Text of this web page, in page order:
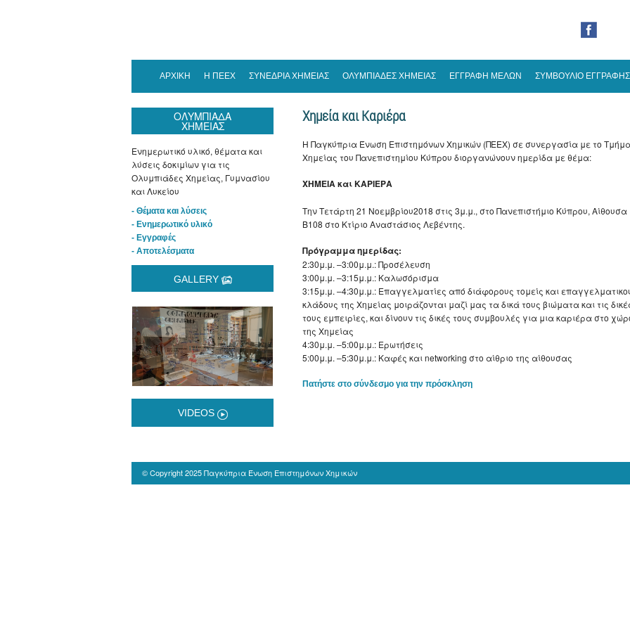
ΑΡΧΙΚΗ Η ΠΕΕΧ ΣΥΝΕΔΡΙΑ ΧΗΜΕΙΑΣ ΟΛΥΜΠΙΑΔΕΣ ΧΗΜΕΙΑΣ ΕΓΓΡΑΦΗ ΜΕΛΩΝ ΣΥΜΒΟΥΛΙΟ
ΟΛΥΜΠΙΑΔΑ
ΧΗΜΕΙΑΣ
Ενημερωτικό υλικό, θέματα και
λύσεις δοκιμίων για τις
Ολυμπιάδες Χημείας, Γυμνασίου
και Λυκείου
- Θέματα και λύσεις
- Ενημερωτικό υλικό
- Εγγραφές
- Αποτελέσματα
GALLERY
VIDEOS
Χημεία και Καριέρα
Η Παγκύπρια Ένωση Επιστημόνων Χημικών (ΠΕΕΧ) σε συνεργασία με το
Χημείας του Πανεπιστημίου Κύπρου διοργανώνουν ημερίδα με θέμα:
ΧΗΜΕΙΑ και ΚΑΡΙΕΡΑ
Την Τετάρτη 21 Νοεμβρίου2018 στις 3μ.μ., στο Πανεπιστήμιο Κύπρου, Αίθουσα
Β108 στο Κτίριο Αναστάσιος Λεβέντης.
Πρόγραμμα ημερίδας:
2:30μ.μ. –3:00μ.μ.: Προσέλευση
3:00μ.μ. –3:15μ.μ.: Καλωσόρισμα
3:15μ.μ. –4:30μ.μ.: Επαγγελματίες από διάφορους τομείς και
κλάδους της Χημείας μοιράζονται μαζί μας τα δικά τους βιώματα και τις
τους εμπειρίες, και δίνουν τις δικές τους συμβουλές για μια καριέρα στο
της Χημείας
4:30μ.μ. –5:00μ.μ.: Ερωτήσεις
5:00μ.μ. –5:30μ.μ.: Καφές και networking στο αίθριο της αίθουσας
Πατήστε στο σύνδεσμο για την πρόσκληση
© Copyright 2025 Παγκύπρια Ένωση Επιστημόνων Χημικών